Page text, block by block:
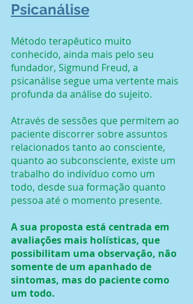
Psicanálise
Método terapêutico muito
conhecido, ainda mais pelo seu
fundador, Sigmund Freud, a
psicanálise segue uma vertente mais
profunda da análise do sujeito.
Através de sessões que permitem ao
paciente discorrer sobre assuntos
relacionados tanto ao consciente,
quanto ao subconsciente, existe um
trabalho do indivíduo como um
todo, desde sua formação quanto
pessoa até o momento presente.
A sua proposta está centrada em
avaliações mais holísticas, que
possibilitam uma observação, não
somente de um apanhado de
sintomas, mas do paciente como
um todo.